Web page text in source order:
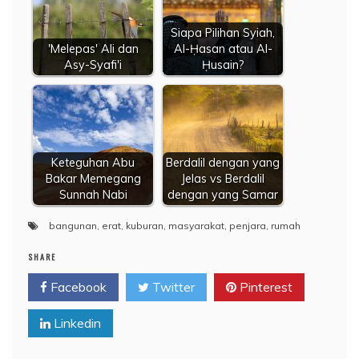
'Melepas' Ali dan
Asy-Syafi'i
Siapa Pilihan Syiah,
Al-Ḥasan atau Al-
Ḥusain?
Keteguhan Abu
Bakar Memegang
Sunnah Nabi
Berdalil dengan yang
Jelas vs Berdalil
dengan yang Samar
bangunan, erat, kuburan, masyarakat, penjara, rumah
SHARE
Facebook Twitter Pinterest
Linkedin